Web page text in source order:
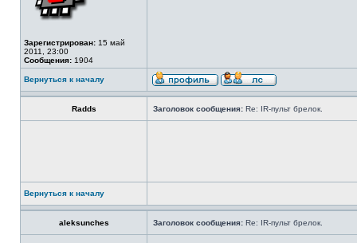
Зарегистрирован: 15 май
2011, 23:00
Сообщения: 1904
Вернуться к началу
Radds Заголовок сообщения: Re: IR-пульт брелок.
Вернуться к началу
aleksunches Заголовок сообщения: Re: IR-пульт брелок.